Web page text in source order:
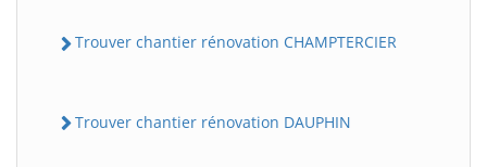
Trouver chantier rénovation CHAMPTERCIER
Trouver chantier rénovation DAUPHIN